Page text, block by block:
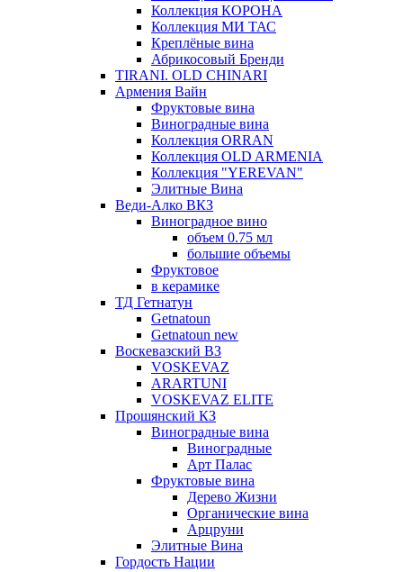
Коллекция КОРОНА
Коллекция МИ ТАС
Креплёные вина
Абрикосовый Бренди
TIRANI. OLD CHINARI
Армения Вайн
Фруктовые вина
Виноградные вина
Коллекция ORRAN
Коллекция OLD ARMENIA
Коллекция "YEREVAN"
Элитные Вина
Веди-Алко ВКЗ
Виноградное вино
объем 0.75 мл
большие объемы
Фруктовое
в керамике
ТД Гетнатун
Getnatoun
Getnatoun new
Воскевазский ВЗ
VOSKEVAZ
ARARTUNI
VOSKEVAZ ELITE
Прошянский КЗ
Виноградные вина
Виноградные
Арт Палас
Фруктовые вина
Дерево Жизни
Органические вина
Арцруни
Элитные Вина
Гордость Нации